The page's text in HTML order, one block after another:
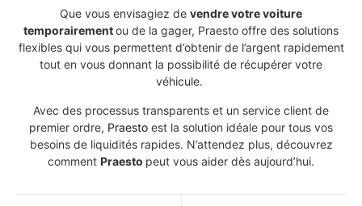
Que vous envisagiez de vendre votre voiture
temporairementou de la gager, Praesto offre des solutions
flexibles qui vous permettent d’obtenir de l’argent rapidement
tout en vous donnant la possibilité de récupérer votre
véhicule.
Avec des processus transparents et un service client de
premier ordre, Praesto est la solution idéale pour tous vos
besoins de liquidités rapides. N’attendez plus, découvrez
comment Praesto peut vous aider dès aujourd’hui.